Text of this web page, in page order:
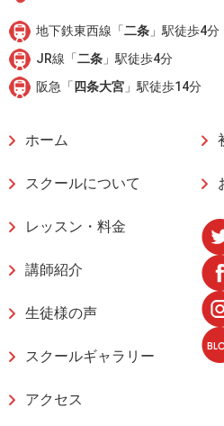
地下鉄東西線「二条 」駅徒歩4分
JR線「二条 」駅徒歩4分
阪急「 四条大宮 」駅徒歩14分
ホーム
スクールについて
レッスン・料金
講師紹介
生徒様の声
スクールギャラリー
アクセス